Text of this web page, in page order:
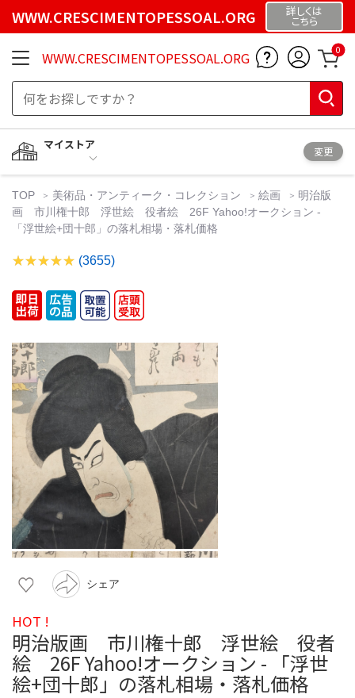
WWW.CRESCIMENTOPESSOAL.ORG 詳しくは
こちら
WWW.CRESCIMENTOPESSOAL.ORG 0
マイストア
変更
TOP 美術品・アンティーク・コレクション 絵画
明治版
画 市川権十郎 浮世絵 役者絵 26F Yahoo!オークション -
「浮世絵+団十郎」の落札相場・落札価格
(3655)
シェア
HOT !
明治版画 市川権十郎 浮世絵 役者
絵 26F Yahoo!オークション - 「浮世
絵+団十郎」の落札相場・落札価格